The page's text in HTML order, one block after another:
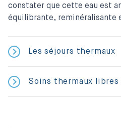
constater que cette eau est
équilibrante, reminéralisante
Les séjours thermaux
Soins thermaux libres